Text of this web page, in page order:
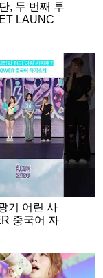
, 두 번째 투
LAUNC
기 어린 사
중국어 자